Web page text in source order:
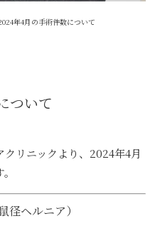
年4月の手術件数について
ついて
リニックより、2024年4月
径ヘルニア）